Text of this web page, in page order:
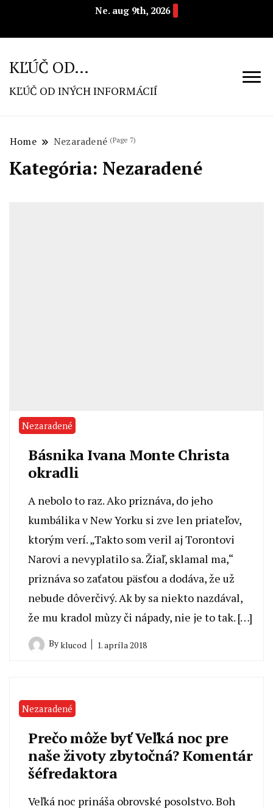
Ne. aug 9th, 2026
KĽÚČ OD…
KĽÚČ OD INÝCH INFORMÁCIÍ
Home Nezaradené (Page 7)
Kategória: Nezaradené
Nezaradené
Básnika Ivana Monte Christa
okradli
A nebolo to raz. Ako priznáva, do jeho
kumbálika v New Yorku si zve len priateľov,
ktorým verí. „Takto som veril aj Torontovi
Narovi a nevyplatilo sa. Žiaľ, sklamal ma,“
priznáva so zaťatou päsťou a dodáva, že už
nebude dôverčivý. Ak by sa niekto nazdával,
že mu kradol mùzy či nápady, nie je to tak. […]
Byklucod 1. apríla 2018
Nezaradené
Prečo môže byť Veľká noc pre
naše životy zbytočná? Komentár
šéfredaktora
Veľká noc prináša obrovské posolstvo. Boh